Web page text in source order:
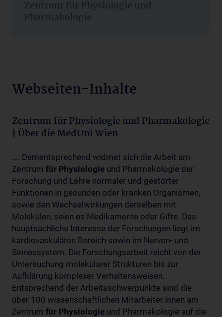
Zentrum für Physiologie und
Pharmakologie
Webseiten-Inhalte
Zentrum für Physiologie und Pharmakologie
| Über die MedUni Wien
.... Dementsprechend widmet sich die Arbeit am
Zentrum für Physiologie und Pharmakologie der
Forschung und Lehre normaler und gestörter
Funktionen in gesunden oder kranken Organismen,
sowie den Wechselwirkungen derselben mit
Molekülen, seien es Medikamente oder Gifte. Das
hauptsächliche Interesse der Forschungen liegt im
kardiovaskulären Bereich sowie im Nerven- und
Sinnessystem. Die Forschungsarbeit reicht von der
Untersuchung molekularer Strukturen bis zur
Aufklärung komplexer Verhaltensweisen.
Entsprechend der Arbeitsschwerpunkte sind die
über 100 wissenschaftlichen Mitarbeiter:innen am
Zentrum für Physiologie und Pharmakologie auf die